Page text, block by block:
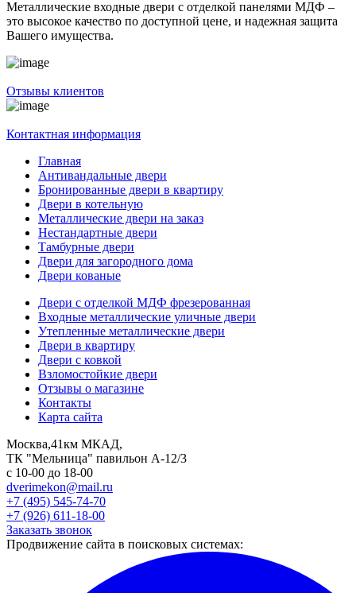
Металлические входные двери с отделкой панелями МДФ –
это высокое качество по доступной цене, и надежная защита
Вашего имущества.
Отзывы клиентов
Контактная информация
Главная
Антивандальные двери
Бронированные двери в квартиру
Двери в котельную
Металлические двери на заказ
Нестандартные двери
Тамбурные двери
Двери для загородного дома
Двери кованые
Двери с отделкой МДФ фрезерованная
Входные металлические уличные двери
Утепленные металлические двери
Двери в квартиру
Двери с ковкой
Взломостойкие двери
Отзывы о магазине
Контакты
Карта сайта
Москва,41км МКАД,
ТК "Мельница" павильон А-12/3
с 10-00 до 18-00
dverimekon@mail.ru
+7 (495) 545-74-70
+7 (926) 611-18-00
Заказать звонок
Продвижение сайта в поисковых системах: